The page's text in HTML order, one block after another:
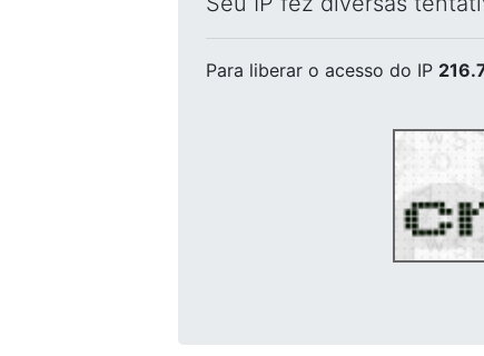
Para liberar o acesso do IP